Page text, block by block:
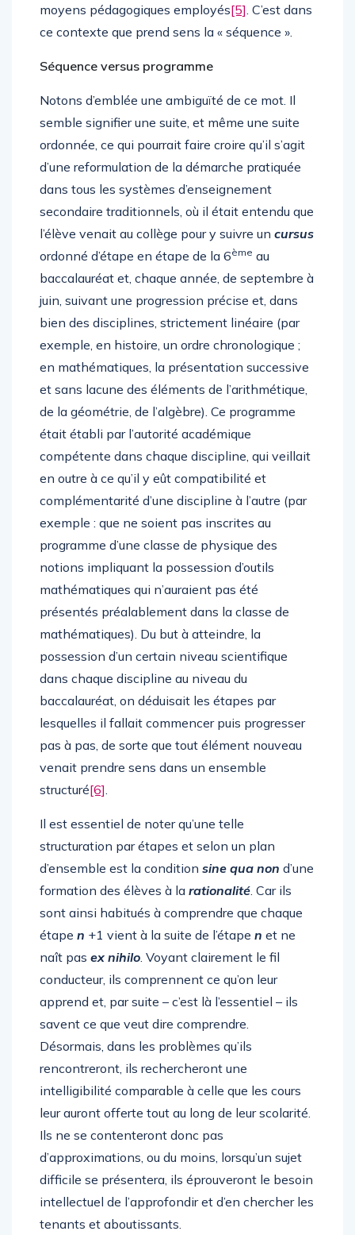
moyens pédagogiques employés[5] . C’est dans
ce contexte que prend sens la « séquence ».
Séquence versus programme
Notons d’emblée une ambiguïté de ce mot. Il
semble signifier une suite, et même une suite
ordonnée, ce qui pourrait faire croire qu’il s’agit
d’une reformulation de la démarche pratiquée
dans tous les systèmes d’enseignement
secondaire traditionnels, où il était entendu que
l’élève venait au collège pour y suivre un cursus
ordonné d’étape en étape de la 6ème au
baccalauréat et, chaque année, de septembre à
juin, suivant une progression précise et, dans
bien des disciplines, strictement linéaire (par
exemple, en histoire, un ordre chronologique ;
en mathématiques, la présentation successive
et sans lacune des éléments de l’arithmétique,
de la géométrie, de l’algèbre). Ce programme
était établi par l’autorité académique
compétente dans chaque discipline, qui veillait
en outre à ce qu’il y eût compatibilité et
complémentarité d’une discipline à l’autre (par
exemple : que ne soient pas inscrites au
programme d’une classe de physique des
notions impliquant la possession d’outils
mathématiques qui n’auraient pas été
présentés préalablement dans la classe de
mathématiques). Du but à atteindre, la
possession d’un certain niveau scientifique
dans chaque discipline au niveau du
baccalauréat, on déduisait les étapes par
lesquelles il fallait commencer puis progresser
pas à pas, de sorte que tout élément nouveau
venait prendre sens dans un ensemble
structuré[6]
Il est essentiel de noter qu’une telle
structuration par étapes et selon un plan
d’ensemble est la condition sine qua non d’une
formation des élèves à la rationalité . Car ils
sont ainsi habitués à comprendre que chaque
étape n +1 vient à la suite de l’étape n et ne
naît pas ex nihilo . Voyant clairement le fil
conducteur, ils comprennent ce qu’on leur
apprend et, par suite – c’est là l’essentiel – ils
savent ce que veut dire comprendre.
Désormais, dans les problèmes qu’ils
rencontreront, ils rechercheront une
intelligibilité comparable à celle que les cours
leur auront offerte tout au long de leur scolarité.
Ils ne se contenteront donc pas
d’approximations, ou du moins, lorsqu’un sujet
difficile se présentera, ils éprouveront le besoin
intellectuel de l’approfondir et d’en chercher les
tenants et aboutissants.